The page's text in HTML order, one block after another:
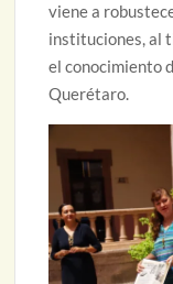
viene a
instituciones, al
el conocimiento
Querétaro.